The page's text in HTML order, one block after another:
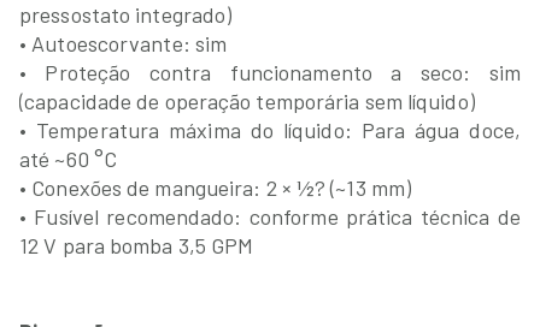
pressostato integrado)
• Autoescorvante: sim
• Proteção contra funcionamento a seco: sim
(capacidade de operação temporária sem líquido)
• Temperatura máxima do líquido: Para água doce,
até ~60 °C
• Conexões de mangueira: 2 × ½? (~13 mm)
• Fusível recomendado: conforme prática técnica de
12 V para bomba 3,5 GPM